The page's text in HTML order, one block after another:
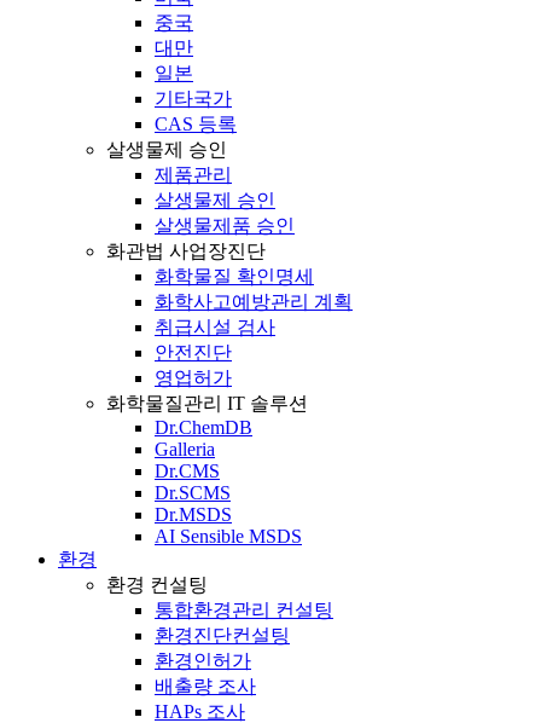
중국
대만
일본
기타국가
CAS 등록
살생물제 승인
제품관리
살생물제 승인
살생물제품 승인
화관법 사업장진단
화학물질 확인명세
화학사고예방관리 계획
취급시설 검사
안전진단
영업허가
화학물질관리 IT 솔루션
Dr.ChemDB
Galleria
Dr.CMS
Dr.SCMS
Dr.MSDS
AI Sensible MSDS
환경
환경 컨설팅
통합환경관리 컨설팅
환경진단컨설팅
환경인허가
배출량 조사
HAPs 조사